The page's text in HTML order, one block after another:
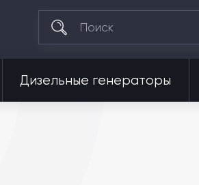
Дизельные генераторы